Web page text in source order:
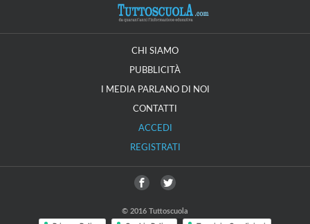
CHI SIAMO
PUBBLICITÀ
I MEDIA PARLANO DI NOI
CONTATTI
ACCEDI
REGISTRATI
© 2016 Tuttoscuola